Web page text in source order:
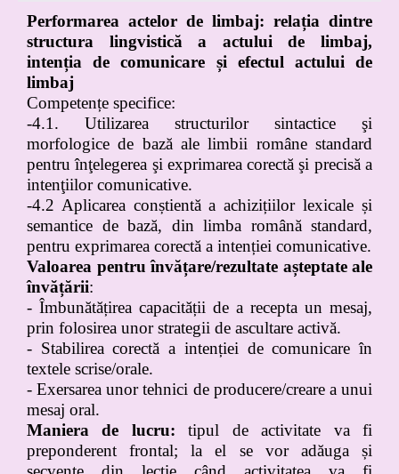
Performarea actelor de limbaj: relația dintre
structura lingvistică a actului de limbaj,
intenția de comunicare și efectul actului de
limbaj
Competențe specifice:
-4.1. Utilizarea structurilor sintactice şi
morfologice de bază ale limbii române standard
pentru înţelegerea şi exprimarea corectă şi precisă a
intenţiilor comunicative.
-4.2 Aplicarea conștientă a achizițiilor lexicale și
semantice de bază, din limba română standard,
pentru exprimarea corectă a intenției comunicative.
Valoarea pentru învățare/rezultate așteptate ale
învățării:
- Îmbunătățirea capacității de a recepta un mesaj,
prin folosirea unor strategii de ascultare activă.
- Stabilirea corectă a intenției de comunicare în
textele scrise/orale.
- Exersarea unor tehnici de producere/creare a unui
mesaj oral.
Maniera de lucru: tipul de activitate va fi
preponderent frontal; la el se vor adăuga și